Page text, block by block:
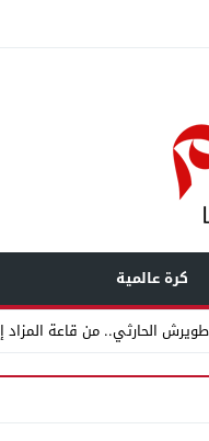
كرة عالمية
الحارثي.. من قاعة المزاد
شخصيات دينية سودانية